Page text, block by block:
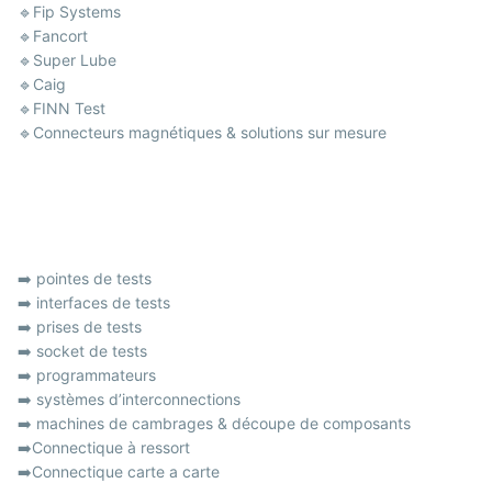
🔹Fip Systems
🔹Fancort
🔹Super Lube
🔹Caig
🔹FINN Test
🔹Connecteurs magnétiques & solutions sur mesure
➡️ pointes de tests
➡️ interfaces de tests
➡️ prises de tests
➡️ socket de tests
➡️ programmateurs
➡️ systèmes d’interconnections
➡️ machines de cambrages & découpe de composants
➡️Connectique à ressort
➡️Connectique carte a carte